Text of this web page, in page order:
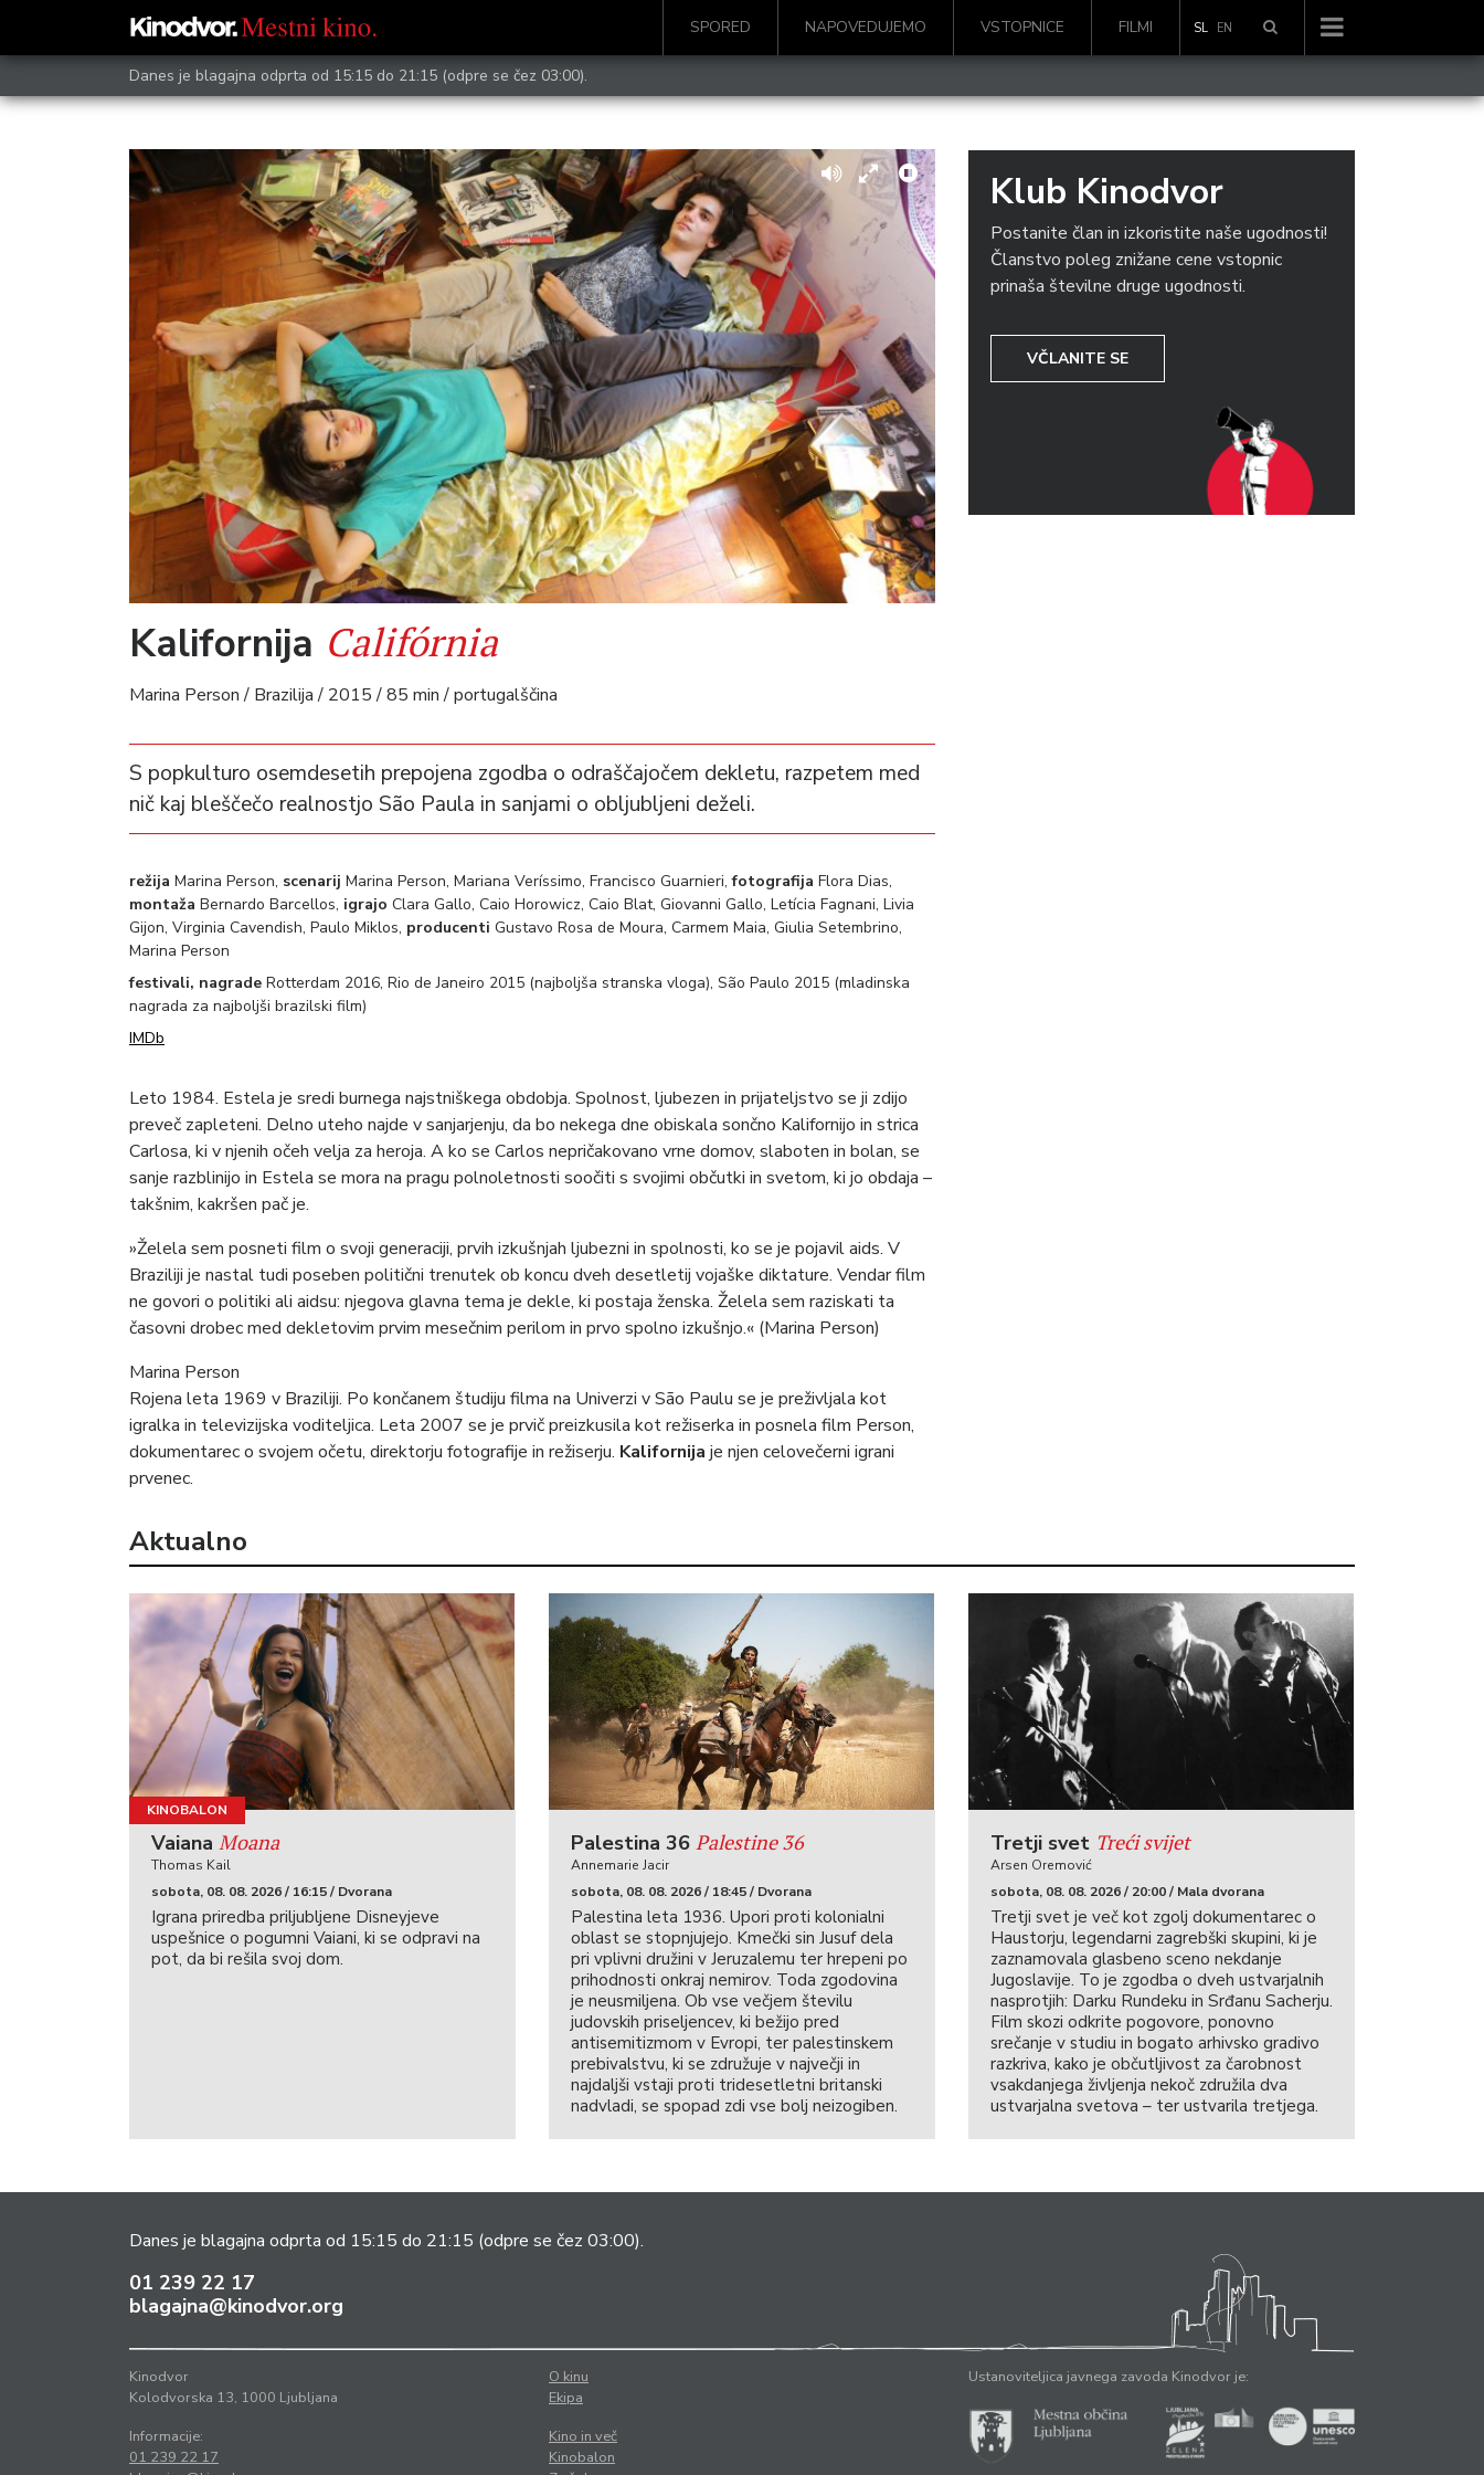
SPORED NAPOVEDUJEMO VSTOPNICE FILMI SL EN
Danes je blagajna odprta od 15:15 do 21:15 (odpre se čez 03:00).
Kalifornija Califórnia
Marina Person / Brazilija / 2015 / 85 min / portugalščina
S popkulturo osemdesetih prepojena zgodba o odraščajočem dekletu, razpetem med
nič kaj bleščečo realnostjo São Paula in sanjami o obljubljeni deželi.
režija Marina Person, scenarij Marina Person, Mariana Veríssimo, Francisco Guarnieri,fotografija Flora Dias,
montaža Bernardo Barcellos, igrajo Clara Gallo, Caio Horowicz, Caio Blat, Giovanni Gallo, Letícia Fagnani, Livia
Gijon, Virginia Cavendish, Paulo Miklos, producenti Gustavo Rosa de Moura, Carmem Maia, Giulia Setembrino,
Marina Person
festivali, nagrade Rotterdam 2016, Rio de Janeiro 2015 (najboljša stranska vloga), São Paulo 2015 (mladinska
nagrada za najboljši brazilski film)
IMDb
Leto 1984. Estela je sredi burnega najstniškega obdobja. Spolnost, ljubezen in prijateljstvo se ji zdijo
preveč zapleteni. Delno uteho najde v sanjarjenju, da bo nekega dne obiskala sončno Kalifornijo in strica
Carlosa, ki v njenih očeh velja za heroja. A ko se Carlos nepričakovano vrne domov, slaboten in bolan, se
sanje razblinijo in Estela se mora na pragu polnoletnosti soočiti s svojimi občutki in svetom, ki jo obdaja –
takšnim, kakršen pač je.
»Želela sem posneti film o svoji generaciji, prvih izkušnjah ljubezni in spolnosti, ko se je pojavil aids. V
Braziliji je nastal tudi poseben politični trenutek ob koncu dveh desetletij vojaške diktature. Vendar film
ne govori o politiki ali aidsu: njegova glavna tema je dekle, ki postaja ženska. Želela sem raziskati ta
časovni drobec med dekletovim prvim mesečnim perilom in prvo spolno izkušnjo.« (Marina Person)
Marina Person
Rojena leta 1969 v Braziliji. Po končanem študiju filma na Univerzi v São Paulu se je preživljala kot
igralka in televizijska voditeljica. Leta 2007 se je prvič preizkusila kot režiserka in posnela film Person,
dokumentarec o svojem očetu, direktorju fotografije in režiserju. Kalifornija je njen celovečerni igrani
prvenec.
Klub Kinodvor
Postanite član in izkoristite naše ugodnosti!
Članstvo poleg znižane cene vstopnic
prinaša številne druge ugodnosti.
VČLANITE SE
Aktualno
KINOBALON
Vaiana Moana
Thomas Kail
sobota, 08. 08. 2026 / 16:15 / Dvorana
Igrana priredba priljubljene Disneyjeve
uspešnice o pogumni Vaiani, ki se odpravi na
pot, da bi rešila svoj dom.
Palestina 36 Palestine 36
Annemarie Jacir
sobota, 08. 08. 2026 / 18:45 / Dvorana
Palestina leta 1936. Upori proti kolonialni
oblast se stopnjujejo. Kmečki sin Jusuf dela
pri vplivni družini v Jeruzalemu ter hrepeni po
prihodnosti onkraj nemirov. Toda zgodovina
je neusmiljena. Ob vse večjem številu
judovskih priseljencev, ki bežijo pred
antisemitizmom v Evropi, ter palestinskem
prebivalstvu, ki se združuje v največji in
najdaljši vstaji proti tridesetletni britanski
nadvladi, se spopad zdi vse bolj neizogiben.
Tretji svet Treći svijet
Arsen Oremović
sobota, 08. 08. 2026 / 20:00 / Mala dvorana
Tretji svet je več kot zgolj dokumentarec o
Haustorju, legendarni zagrebški skupini, ki je
zaznamovala glasbeno sceno nekdanje
Jugoslavije. To je zgodba o dveh ustvarjalnih
nasprotjih: Darku Rundeku in Srđanu Sacherju.
Film skozi odkrite pogovore, ponovno
srečanje v studiu in bogato arhivsko gradivo
razkriva, kako je občutljivost za čarobnost
vsakdanjega življenja nekoč združila dva
ustvarjalna svetova – ter ustvarila tretjega.
Danes je blagajna odprta od 15:15 do 21:15 (odpre se čez 03:00).
01 239 22 17
blagajna@kinodvor.org
Kinodvor
Kolodvorska 13, 1000 Ljubljana
Informacije:
01 239 22 17
O kinu
Ekipa
Kino in več
Kinobalon
Ustanoviteljica javnega zavoda Kinodvor je: